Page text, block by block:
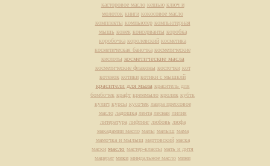
касторовое масло кешью ключ и
молоток книги кокосовое масло
комплекты компьютер компьютерная
мышь конек консерванты коробка
коробочка королевский косметика
косметическая баночка косметические
кислоты косметические масла
косметические флаконы косточки кот
котенок котики котики с мышклй
красители для мыла краситель для
бомбочек крафт креммыло кролик кубтк
кулич курсы кусочек лавра прессовое
масло ладошка лента лесная лилия
литература лифтинг любовь люфа
макадамии масло малы малыш мама
мамочка и мылыш мартовский маска
маски масло мастер-классы мать и дитя
мацерат мики миндальное масло мини